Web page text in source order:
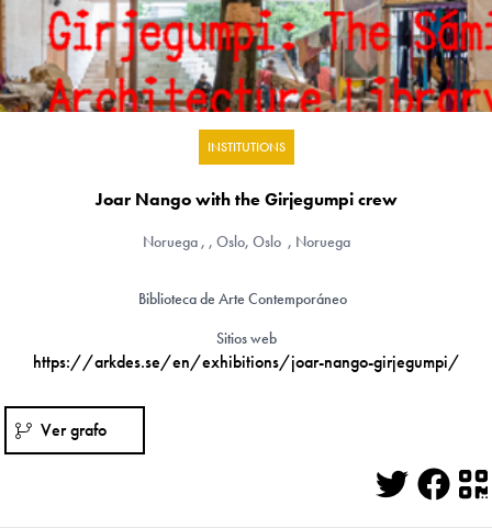
INSTITUTIONS
Joar Nango with the Girjegumpi crew
Noruega, , Oslo, Oslo , Noruega
Biblioteca de Arte Contemporáneo
Sitios web
https://arkdes.se/en/exhibitions/joar-nango-girjegumpi/
Ver grafo
Twitter